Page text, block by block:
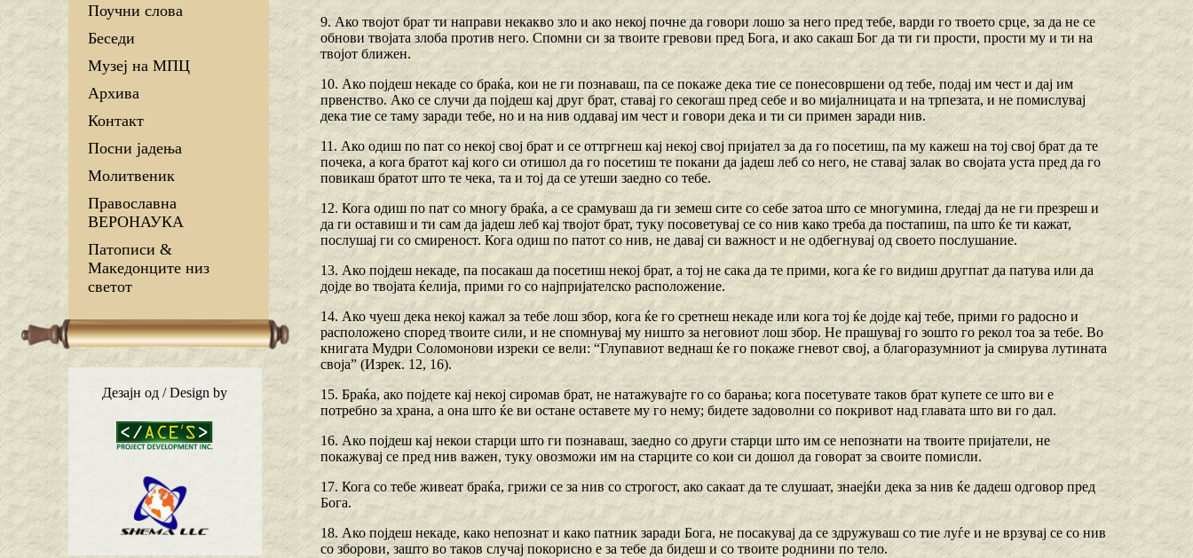
Поучни слова
Беседи
Музеј на МПЦ
Архива
Контакт
Посни јадења
Молитвеник
Православна
ВЕРОНАУКА
Патописи &
Македонците низ
светот
Дезајн од / Design by
9. Ако твојот брат ти направи некакво зло и ако некој почне да говори лошо за него пред тебе, варди го твоето срце, за да не се
обнови твојата злоба против него. Спомни си за твоите гревови пред Бога, и ако сакаш Бог да ти ги прости, прости му и ти на
твојот ближен.
10. Ако појдеш некаде со браќа, кои не ги познаваш, па се покаже дека тие се понесовршени од тебе, подај им чест и дај им
првенство. Ако се случи да појдеш кај друг брат, ставај го секогаш пред себе и во мијалницата и на трпезата, и не помислувај
дека тие се таму заради тебе, но и на нив оддавај им чест и говори дека и ти си примен заради нив.
11. Ако одиш по пат со некој свој брат и се оттргнеш кај некој свој пријател за да го посетиш, па му кажеш на тој свој брат да те
почека, а кога братот кај кого си отишол да го посетиш те покани да јадеш леб со него, не ставај залак во својата уста пред да го
повикаш братот што те чека, та и тој да се утеши заедно со тебе.
12. Кога одиш по пат со многу браќа, а се срамуваш да ги земеш сите со себе затоа што се многумина, гледај да не ги презреш и
да ги оставиш и ти сам да јадеш леб кај твојот брат, туку посоветувај се со нив како треба да постапиш, па што ќе ти кажат,
послушај ги со смиреност. Кога одиш по патот со нив, не давај си важност и не одбегнувај од своето послушание.
13. Ако појдеш некаде, па посакаш да посетиш некој брат, а тој не сака да те прими, кога ќе го видиш другпат да патува или да
дојде во твојата ќелија, прими го со најпријателско расположение.
14. Ако чуеш дека некој кажал за тебе лош збор, кога ќе го сретнеш некаде или кога тој ќе дојде кај тебе, прими го радосно и
расположено според твоите сили, и не спомнувај му ништо за неговиот лош збор. Не прашувај го зошто го рекол тоа за тебе. Во
книгата Мудри Соломонови изреки се вели: “Глупавиот веднаш ќе го покаже гневот свој, а благоразумниот ја смирува лутината
своја” (Изрек. 12, 16).
15. Браќа, ако појдете кај некој сиромав брат, не натажувајте го со барања; кога посетувате таков брат купете се што ви е
потребнo зa xpaнa, а она што ќе ви остане оставете му го нему; бидете задоволни со покривот над главата што ви го дал.
16. Ако појдеш кај некои старци што ги познаваш, заедно со други старци што им се непознати на твоите пријатели, не
покажувај се пред нив важен, туку овозможи им на старците со кои си дошол да говорат за своите помисли.
17. Кога со тебе живеат браќа, грижи се за нив со строгост, ако сакаат да те слушаат, знаејќи дека за нив ќе дадеш одговор пред
Бога.
18. Ако појдеш некаде, како непознат и како патник заради Бога, не посакувај да се здружуваш со тие луѓе и не врзувај се со нив
со зборови, зашто во таков случај покорисно е за тебе да бидеш и со твоите роднини пo тело.